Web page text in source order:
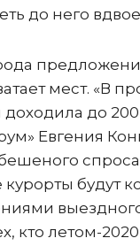
до него
мест. «В
до 200
Евгения
будут
кто летом-